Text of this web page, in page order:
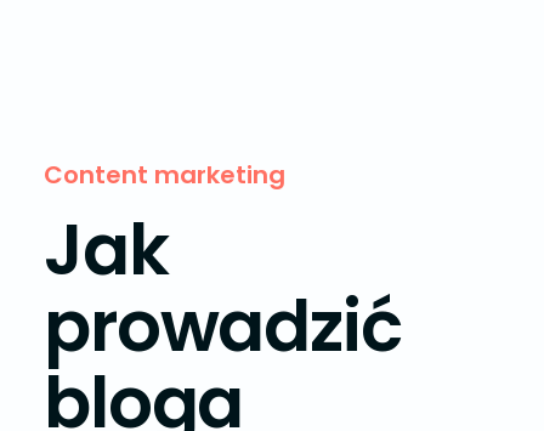
Content marketing
Jak
prowadzić
bloga